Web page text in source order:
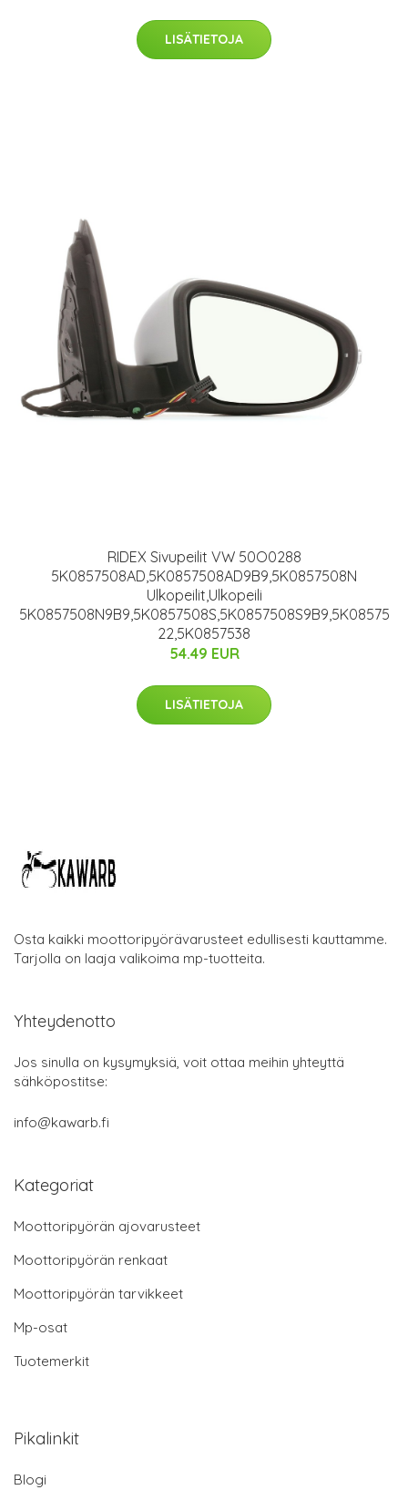
LISÄTIETOJA
RIDEX Sivupeilit VW 50O0288
5K0857508AD,5K0857508AD9B9,5K0857508N
Ulkopeilit,Ulkopeili
5K0857508N9B9,5K0857508S,5K0857508S9B9,5K08575
22,5K0857538
54.49 EUR
LISÄTIETOJA
Osta kaikki moottoripyörävarusteet edullisesti kauttamme.
Tarjolla on laaja valikoima mp-tuotteita.
Yhteydenotto
Jos sinulla on kysymyksiä, voit ottaa meihin yhteyttä
sähköpostitse:
info@kawarb.fi
Kategoriat
Moottoripyörän ajovarusteet
Moottoripyörän renkaat
Moottoripyörän tarvikkeet
Mp-osat
Tuotemerkit
Pikalinkit
Blogi